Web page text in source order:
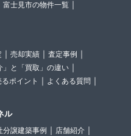
富士見市の物件一覧
売却実績
査定事例
」と「買取」の違い
ポイント
よくある質問
ル
分譲建築事例
店舗紹介